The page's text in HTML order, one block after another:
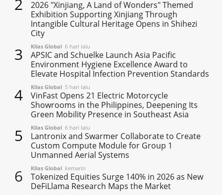
2
2026 "Xinjiang, A Land of Wonders" Themed
Exhibition Supporting Xinjiang Through
Intangible Cultural Heritage Opens in Shihezi
City
3 Kilas Global 6 hari lalu
APSIC and Schuelke Launch Asia Pacific
Environment Hygiene Excellence Award to
Elevate Hospital Infection Prevention Standards
4 Kilas Global 5 hari lalu
VinFast Opens 21 Electric Motorcycle
Showrooms in the Philippines, Deepening Its
Green Mobility Presence in Southeast Asia
5 Kilas Global 6 hari lalu
Lantronix and Swarmer Collaborate to Create
Custom Compute Module for Group 1
Unmanned Aerial Systems
6 Kilas Global kemarin
Tokenized Equities Surge 140% in 2026 as New
DeFiLlama Research Maps the Market